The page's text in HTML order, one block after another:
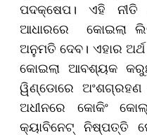
ପଦକ୍ଷେପ। ଏହି
ଆଧାରରେ କୋଇଲା
ଅନୁମତି ଦେବ। ଏହାର
କୋଇଲା ଆବଶ୍ୟକ
ୱିଣ୍ଡୋରେ
ଅଧୀନରେ କୋକିଂ
କ୍ୟାବିନେଟ୍‌ ନିଷ୍ପତ୍ତି